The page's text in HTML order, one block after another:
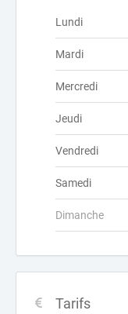
Lundi
Mardi
Mercredi
Jeudi
Vendredi
Samedi
Dimanche
Tarifs